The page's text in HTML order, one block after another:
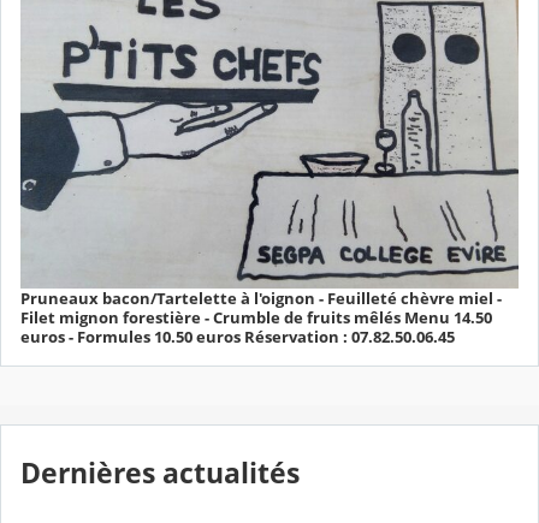
Pruneaux bacon/Tartelette à l'oignon - Feuilleté chèvre miel -
Filet mignon forestière - Crumble de fruits mêlés Menu 14.50
euros - Formules 10.50 euros Réservation : 07.82.50.06.45
Dernières actualités